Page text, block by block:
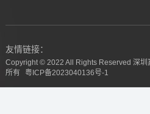
友情链接：
Copyright © 2022 All Rights Reserved 深圳
所有 粤ICP备2023040136号-1